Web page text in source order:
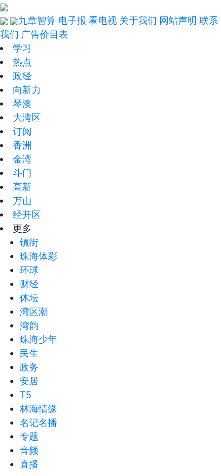
九章智算 电子报 看电视 关于我们 网站声明 联系
我们 广告价目表
学习
热点
政经
向新力
琴澳
大湾区
订阅
香洲
金湾
斗门
高新
万山
经开区
更多
镇街
珠海体彩
环球
财经
体坛
湾区潮
湾韵
珠海少年
民生
政务
安居
T5
林海情缘
名记名播
专题
音频
直播